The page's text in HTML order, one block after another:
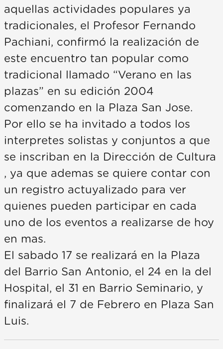
aquellas actividades populares ya
tradicionales, el Profesor Fernando
Pachiani, confirmó la realización de
este encuentro tan popular como
tradicional llamado “Verano en las
plazas” en su edición 2004
comenzando en la Plaza San Jose.
Por ello se ha invitado a todos los
interpretes solistas y conjuntos a que
se inscriban en la Dirección de Cultura
, ya que ademas se quiere contar con
un registro actuyalizado para ver
quienes pueden participar en cada
uno de los eventos a realizarse de hoy
en mas.
El sabado 17 se realizará en la Plaza
del Barrio San Antonio, el 24 en la del
Hospital, el 31 en Barrio Seminario, y
finalizará el 7 de Febrero en Plaza San
Luis.